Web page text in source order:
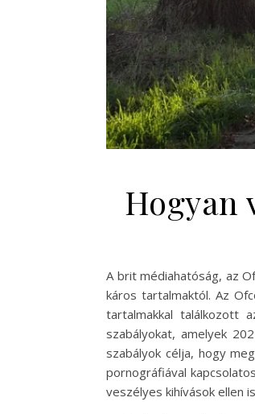
Hogyan
A brit médiahatóság, az
káros tartalmaktól. Az
tartalmakkal találkozott
szabályokat, amelyek
szabályok célja, hogy
pornográfiával
veszélyes kihívások ellen